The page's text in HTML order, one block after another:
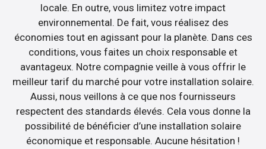
locale. En outre, vous limitez votre impact
environnemental. De fait, vous réalisez des
économies tout en agissant pour la planète. Dans ces
conditions, vous faites un choix responsable et
avantageux. Notre compagnie veille à vous offrir le
meilleur tarif du marché pour votre installation solaire.
Aussi, nous veillons à ce que nos fournisseurs
respectent des standards élevés. Cela vous donne la
possibilité de bénéficier d’une installation solaire
économique et responsable. Aucune hésitation !